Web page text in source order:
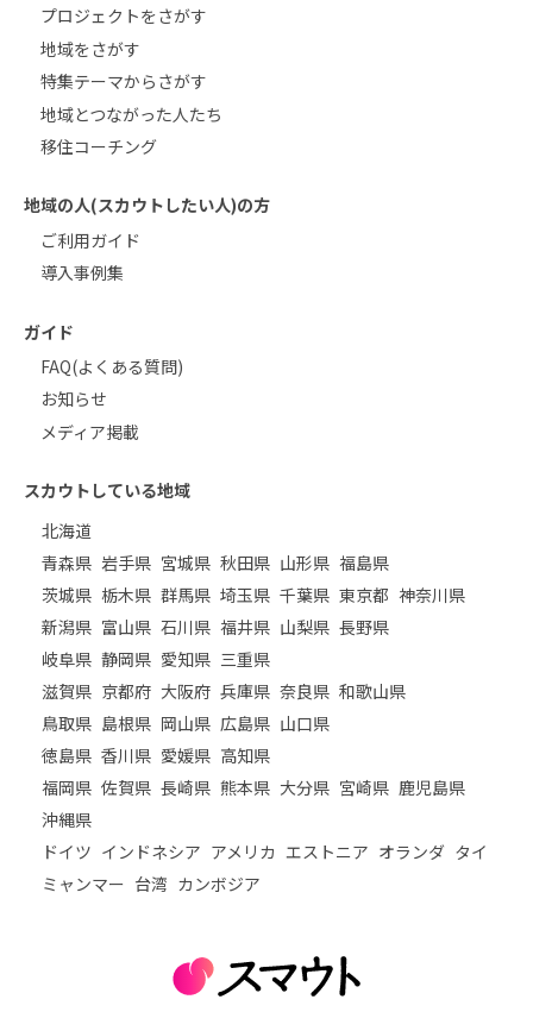
プロジェクトをさがす
地域をさがす
特集テーマからさがす
地域とつながった人たち
移住コーチング
地域の人(スカウトしたい人)の方
ご利用ガイド
導入事例集
ガイド
FAQ(よくある質問)
お知らせ
メディア掲載
スカウトしている地域
北海道
青森県 岩手県 宮城県 秋田県 山形県 福島県
茨城県 栃木県 群馬県 埼玉県 千葉県 東京都 神奈川県
新潟県 富山県 石川県 福井県 山梨県 長野県
岐阜県 静岡県 愛知県 三重県
滋賀県 京都府 大阪府 兵庫県 奈良県 和歌山県
鳥取県 島根県 岡山県 広島県 山口県
徳島県 香川県 愛媛県 高知県
福岡県 佐賀県 長崎県 熊本県 大分県 宮崎県 鹿児島県
沖縄県
ドイツ インドネシア アメリカ エストニア オランダ タイ
ミャンマー 台湾 カンボジア